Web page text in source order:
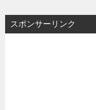
スポンサーリンク